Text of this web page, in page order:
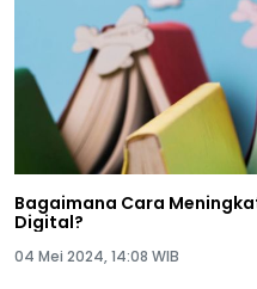
Bagaimana Cara
Digital?
04 Mei 2024, 14:08 WIB